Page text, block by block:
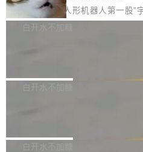
agent 有本质区别。大多数 agent
计是基于早期模型的能力—...
细致的一份规则。 政策的核心只有
可以用来分析、提炼、审阅、建议
不得生成涉及安全性的关键变更，
ek 获配 93.3 万股，锁定 36 个
8月6日晚间，“人形机器人第一股”
有限公司披露IPO发行价格及战略
36个月。 公告显示，本次宇树科技
员工参与设立的专项资产管理计划
白开水不加糖
Bug fixes and enhancements 修
一个回归问题，该问题导致拉取镜
白开水不加糖
e 孵化器项目管理委员会（IPMC）
白开水不加糖